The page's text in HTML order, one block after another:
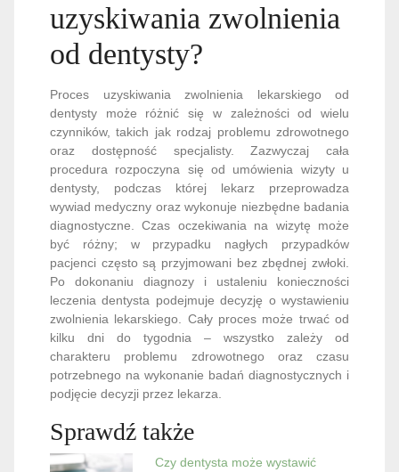
uzyskiwania zwolnienia
od dentysty?
Proces uzyskiwania zwolnienia lekarskiego od
dentysty może różnić się w zależności od wielu
czynników, takich jak rodzaj problemu zdrowotnego
oraz dostępność specjalisty. Zazwyczaj cała
procedura rozpoczyna się od umówienia wizyty u
dentysty, podczas której lekarz przeprowadza
wywiad medyczny oraz wykonuje niezbędne badania
diagnostyczne. Czas oczekiwania na wizytę może
być różny; w przypadku nagłych przypadków
pacjenci często są przyjmowani bez zbędnej zwłoki.
Po dokonaniu diagnozy i ustaleniu konieczności
leczenia dentysta podejmuje decyzję o wystawieniu
zwolnienia lekarskiego. Cały proces może trwać od
kilku dni do tygodnia – wszystko zależy od
charakteru problemu zdrowotnego oraz czasu
potrzebnego na wykonanie badań diagnostycznych i
podjęcie decyzji przez lekarza.
Sprawdź także
Czy dentysta może wystawić